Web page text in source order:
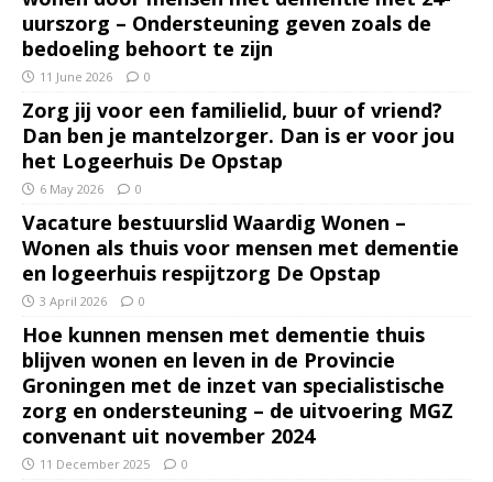
uurszorg – Ondersteuning geven zoals de
bedoeling behoort te zijn
11 June 2026 0
Zorg jij voor een familielid, buur of vriend?
Dan ben je mantelzorger. Dan is er voor jou
het Logeerhuis De Opstap
6 May 2026 0
Vacature bestuurslid Waardig Wonen –
Wonen als thuis voor mensen met dementie
en logeerhuis respijtzorg De Opstap
3 April 2026 0
Hoe kunnen mensen met dementie thuis
blijven wonen en leven in de Provincie
Groningen met de inzet van specialistische
zorg en ondersteuning – de uitvoering MGZ
convenant uit november 2024
11 December 2025 0